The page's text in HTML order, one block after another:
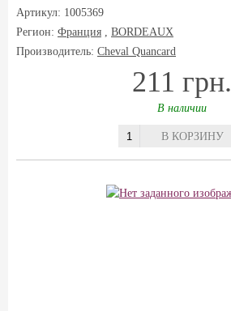
Артикул: 1005369
Регион: Франция , BORDEAUX
Производитель: Cheval Quancard
211 грн.
В наличии
В КОРЗИНУ